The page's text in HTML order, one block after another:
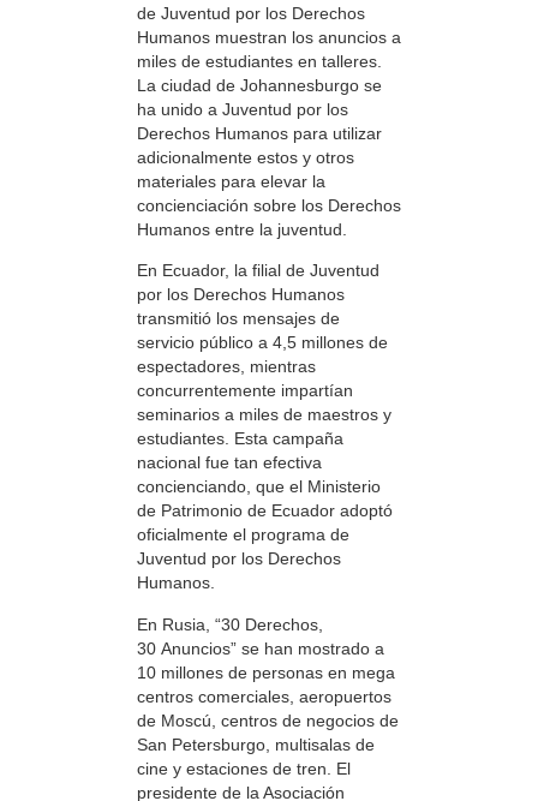
de Juventud por los Derechos
Humanos muestran los anuncios a
miles de estudiantes en talleres.
La ciudad de Johannesburgo se
ha unido a Juventud por los
Derechos Humanos para utilizar
adicionalmente estos y otros
materiales para elevar la
concienciación sobre los Derechos
Humanos entre la juventud.
En Ecuador, la filial de Juventud
por los Derechos Humanos
transmitió los mensajes de
servicio público a 4,5 millones de
espectadores, mientras
concurrentemente impartían
seminarios a miles de maestros y
estudiantes. Esta campaña
nacional fue tan efectiva
concienciando, que el Ministerio
de Patrimonio de Ecuador adoptó
oficialmente el programa de
Juventud por los Derechos
Humanos.
En Rusia, “30 Derechos,
30 Anuncios” se han mostrado a
10 millones de personas en mega
centros comerciales, aeropuertos
de Moscú, centros de negocios de
San Petersburgo, multisalas de
cine y estaciones de tren. El
presidente de la Asociación